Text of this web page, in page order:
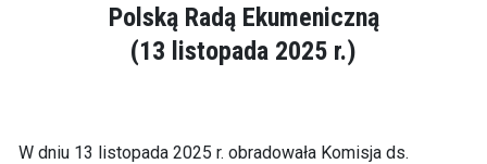
Polską Radą Ekumeniczną
(13 listopada 2025 r.)
W dniu 13 listopada 2025 r. obradowała Komisja ds.